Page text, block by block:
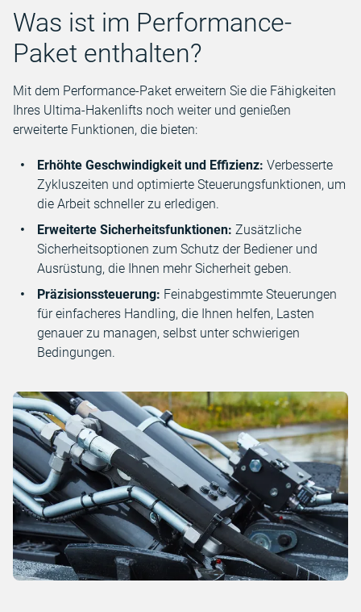
Was ist im Performance-
Paket enthalten?
Mit dem Performance-Paket erweitern Sie die Fähigkeiten
Ihres Ultima-Hakenlifts noch weiter und genießen
erweiterte Funktionen, die bieten:
Erhöhte Geschwindigkeit und Effizienz: Verbesserte
Zykluszeiten und optimierte Steuerungsfunktionen, um
die Arbeit schneller zu erledigen.
Erweiterte Sicherheitsfunktionen: Zusätzliche
Sicherheitsoptionen zum Schutz der Bediener und
Ausrüstung, die Ihnen mehr Sicherheit geben.
Präzisionssteuerung: Feinabgestimmte Steuerungen
für einfacheres Handling, die Ihnen helfen, Lasten
genauer zu managen, selbst unter schwierigen
Bedingungen.